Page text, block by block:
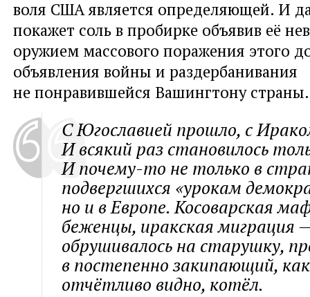
воля США является определяющей. И
покажет соль в пробирке объявив её
оружием массового поражения этого
объявления войны и раздербанивания
не понравившейся Вашингтону страны.
С Югославией прошло, с
И всякий раз становилось
И почему-то не только в
подвергшихся «урокам
но и в Европе. Косоварская
беженцы, иракская миграция
обрушивалось на старушку,
в постепенно закипающий, как
отчётливо видно, котёл.